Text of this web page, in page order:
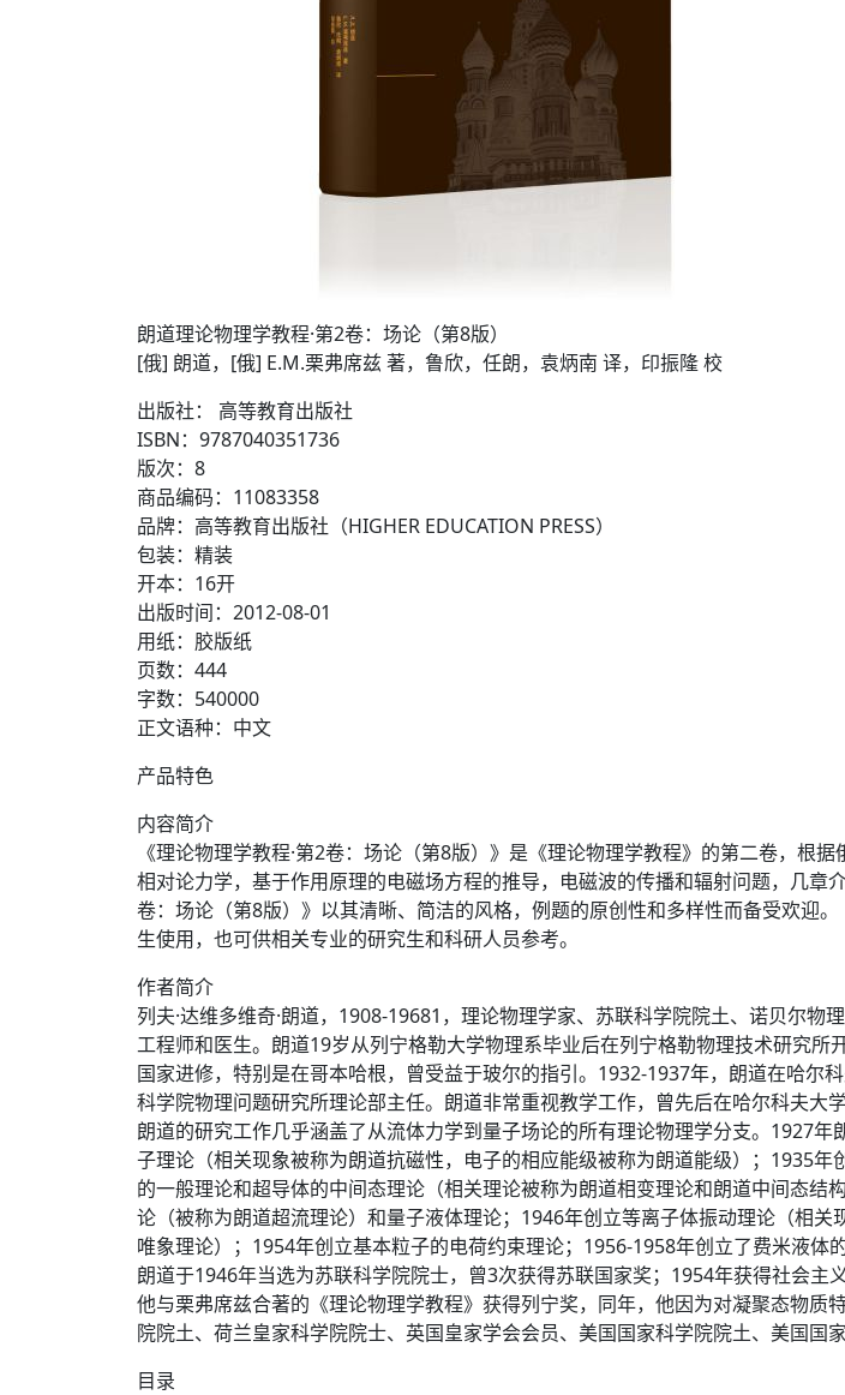
朗道理论物理学教程·第2卷：场论（第8版）
[俄] 朗道，[俄] E.M.栗弗席兹 著，鲁欣，任朗，袁炳南 译，印振隆 校
出版社： 高等教育出版社
ISBN：9787040351736
版次：8
商品编码：11083358
品牌：高等教育出版社（HIGHER EDUCATION PRESS）
包装：精装
开本：16开
出版时间：2012-08-01
用纸：胶版纸
页数：444
字数：540000
正文语种：中文
产品特色
内容简介
《理论物理学教程·第2卷：场论（第8版）》是《理论物理学教程》的第二卷，根
相对论力学，基于作用原理的电磁场方程的推导，电磁波的传播和辐射问题，几
卷：场论（第8版）》以其清晰、简洁的风格，例题的原创性和多样性而备受欢迎
生使用，也可供相关专业的研究生和科研人员参考。
作者简介
列夫·达维多维奇·朗道，1908-19681，理论物理学家、苏联科学院院土、诺贝尔
工程师和医生。朗道19岁从列宁格勒大学物理系毕业后在列宁格勒物理技术研究
国家进修，特别是在哥本哈根，曾受益于玻尔的指引。1932-1937年，朗道在哈
科学院物理问题研究所理论部主任。朗道非常重视教学工作，曾先后在哈尔科夫大
朗道的研究工作几乎涵盖了从流体力学到量子场论的所有理论物理学分支。1927
子理论（相关现象被称为朗道抗磁性，电子的相应能级被称为朗道能级）；1935
的一般理论和超导体的中间态理论（相关理论被称为朗道相变理论和朗道中间态
论（被称为朗道超流理论）和量子液体理论；1946年创立等离子体振动理论（相
唯象理论）；1954年创立基本粒子的电荷约束理论；1956-1958年创立了费米液体
朗道于1946年当选为苏联科学院院士，曾3次获得苏联国家奖；1954年获得社会主
他与栗弗席兹合著的《理论物理学教程》获得列宁奖，同年，他因为对凝聚态物
院院土、荷兰皇家科学院院士、英国皇家学会会员、美国国家科学院院土、美国国
目录